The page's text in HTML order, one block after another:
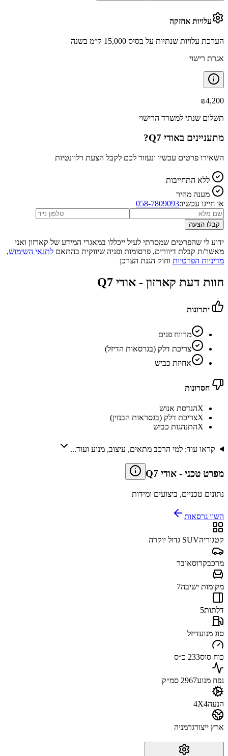
עלויות אחזקה
הערכת עלויות שנתיות על בסיס 15,000 ק״מ בשנה
אגרת רישוי
₪4,200
תשלום שנתי למשרד הרישוי
מתעניינים באודי Q7 ?
השאירו פרטים עכשיו ונעזור לכם לקבל הצעת רלוונטיות
ללא התחייבות
מענה מהיר
או חייגו עכשיו:058-7809093
קבלו הצעה
ידוע לי שהפרטים שמסרתי לעיל ייכללו במאגרי המידע של קארזון ואני
מאשר/ת קבלת דיוורים, פרסומות ופניה שיווקית בהתאם לתנאי השימוש,
מדיניות הפרטיות וחוק הגנת הצרכן
חוות דעת קארזון - אודי Q7
יתרונות
מרווח פנים
צריכת דלק (בגרסאות הדיזל)
אחיזת כביש
חסרונות
Xהנדסת אנוש
Xצריכת דלק (בגסראות הבנזין)
Xהתנהגות כביש
קראו עוד: למי הרכב מתאים, עיצוב, מנוע ועוד...
מפרט טכני - אודי Q7
נתונים טכניים, ביצועים ומידות
השוו גרסאות
קטגוריהSUV גדול יוקרה
מרכבקרוסאובר
מקומות ישיבה7
דלתות5
סוג מנועדיזל
כוח סוס233 כ״ס
נפח מנוע2967 סמ״ק
הנעה4X4
ארץ ייצורגרמניה